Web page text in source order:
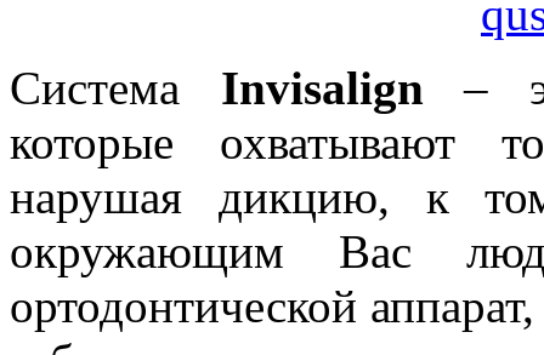
Система Invisalign –
которые охватывают
нарушая дикцию, к
окружающим Вас
ортодонтической